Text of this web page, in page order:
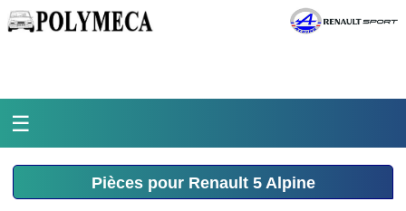
☰
Accueil
Pièces pour Renault 5 Alpine